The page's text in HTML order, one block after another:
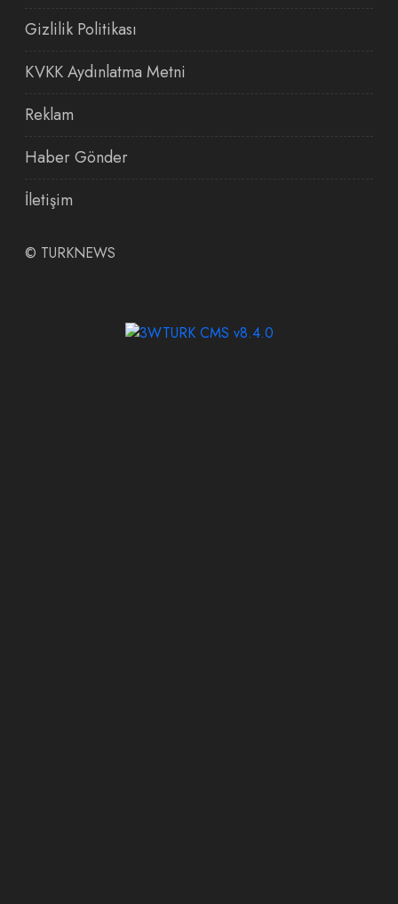
Gizlilik Politikası
KVKK Aydınlatma Metni
Reklam
Haber Gönder
İletişim
© TURKNEWS